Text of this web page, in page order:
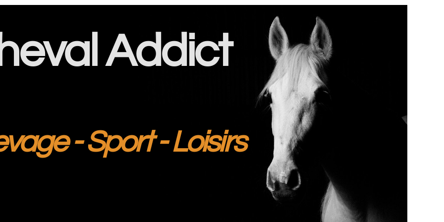
Addict
- Sport - Loisirs